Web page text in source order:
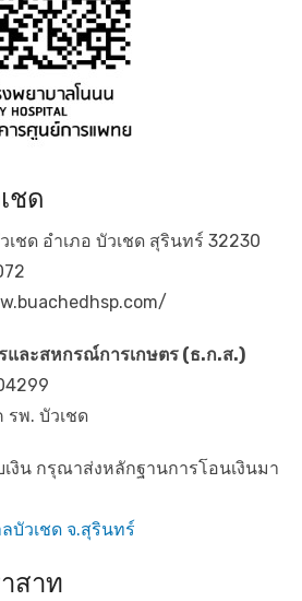
ชด
ชด อำเภอ บัวเชด สุรินทร์ 32230
และสหกรณ์การเกษตร (ธ.ก.ส.)
รพ. บัวเชด
เงิน กรุณาส่งหลักฐานการโอนเงินมา
บัวเชด จ.สุรินทร์
สาท